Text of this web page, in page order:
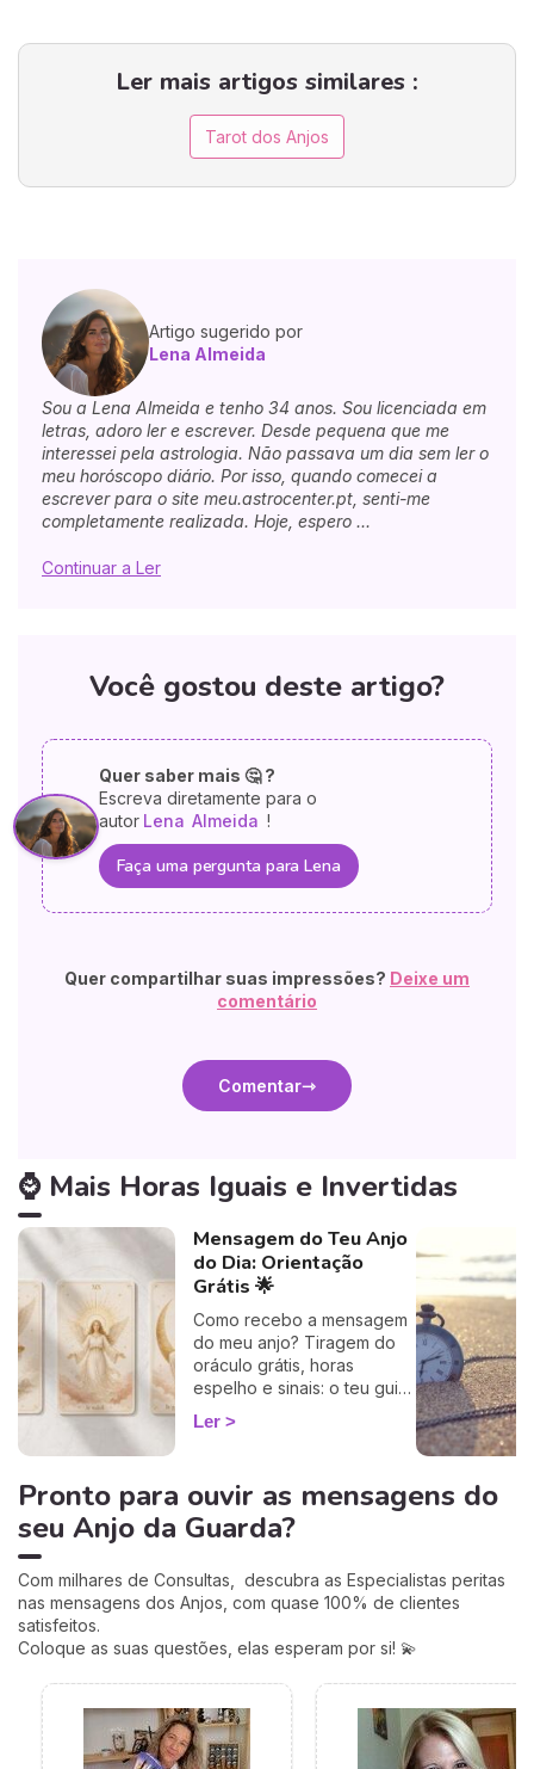
Ler mais artigos similares :
Tarot dos Anjos
Artigo sugerido por
Lena Almeida
Sou a Lena Almeida e tenho 34 anos. Sou licenciada em
letras, adoro ler e escrever. Desde pequena que me
interessei pela astrologia. Não passava um dia sem ler o
meu horóscopo diário. Por isso, quando comecei a
escrever para o site meu.astrocenter.pt, senti-me
completamente realizada. Hoje, espero ...
Continuar a Ler
Você gostou deste artigo?
Quer saber mais 🤔 ?
Escreva diretamente para o
autor Lena Almeida !
Faça uma pergunta para Lena
Quer compartilhar suas impressões? Deixe um
comentário
Comentar
⌚ Mais Horas Iguais e Invertidas
Mensagem do Teu Anjo
do Dia: Orientação
Grátis 🌟
Como recebo a mensagem
do meu anjo? Tiragem do
oráculo grátis, horas
espelho e sinais: o teu guia
rápido para descodificar a
orientação do dia.
Ler
Pronto para ouvir as mensagens do
seu Anjo da Guarda?
Com milhares de Consultas, descubra as Especialistas peritas
nas mensagens dos Anjos, com quase 100% de clientes
satisfeitos.
Coloque as suas questões, elas esperam por si! 💫